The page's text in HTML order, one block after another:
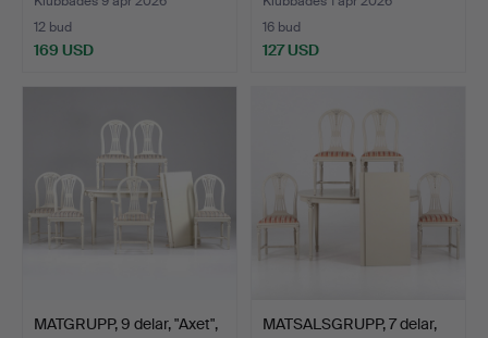
12 bud
169 USD
16 bud
127 USD
MATGRUPP, 9 delar, "Axet",
MATSALSGRUPP, 7 delar,